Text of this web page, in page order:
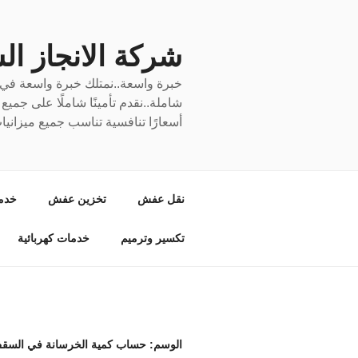
شركة الانجاز
خبرة واسعة..نمتلك خبرة واسعة في
شاملة..نقدم تأمينًا شاملًا على
أسعارًا تنافسية تناسب جميع
نقل عفش تخزين عفش
تكسير وترميم خدمات كهربائية
الوسم: حساب كمية الخرسانة في